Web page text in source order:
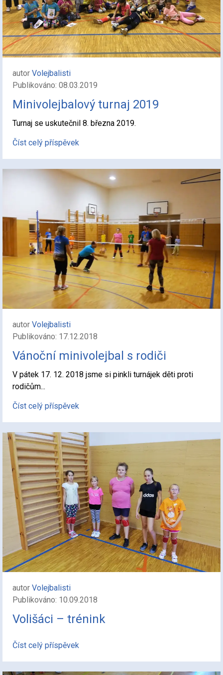
autor Volejbalisti
Publikováno: 08.03.2019
Minivolejbalový turnaj 2019
Turnaj se uskutečnil 8. března 2019.
Číst celý příspěvek
autor Volejbalisti
Publikováno: 17.12.2018
Vánoční minivolejbal s rodiči
V pátek 17. 12. 2018 jsme si pinkli turnájek děti proti
rodičům...
Číst celý příspěvek
autor Volejbalisti
Publikováno: 10.09.2018
Volišáci – trénink
Číst celý příspěvek